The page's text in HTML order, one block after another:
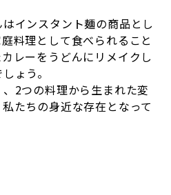
インスタント麺の商品とし
料理として食べられること
レーをうどんにリメイクし
ょう。
、2つの料理から生まれた変
たちの身近な存在となって